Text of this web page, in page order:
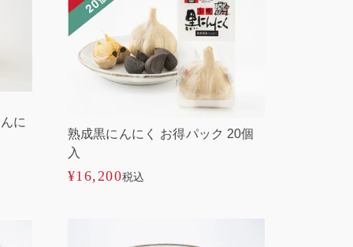
に
熟成黒にんにく お得パック 20個
入
¥16,200税込